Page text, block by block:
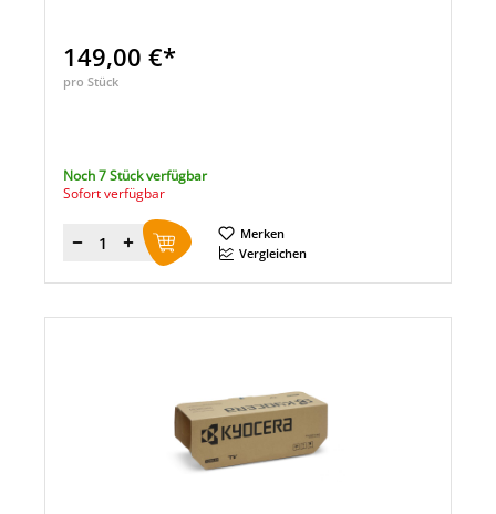
149,00 €*
pro Stück
Noch 7 Stück verfügbar
Sofort verfügbar
Menge
Merken
Vergleichen